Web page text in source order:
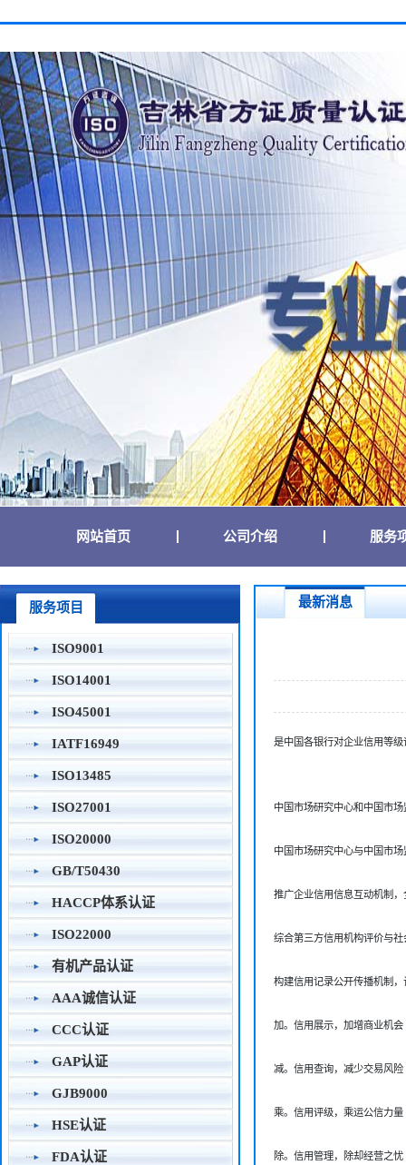
网站首页(current) 公司介绍(current) 服务
服务项目
ISO9001
ISO14001
ISO45001
IATF16949
ISO13485
ISO27001
ISO20000
GB/T50430
HACCP体系认证
ISO22000
有机产品认证
AAA诚信认证
CCC认证
GAP认证
GJB9000
HSE认证
FDA认证
最新消息
是中国各银行对企业信用等
中国市场研究中心和中国市
中国市场研究中心与中国市
推广企业信用信息互动机制
综合第三方信用机构评价与
构建信用记录公开传播机制
加。信用展示，加增商业机会
减。信用查询，减少交易风险
乘。信用评级，乘运公信力量
除。信用管理，除却经营之忧